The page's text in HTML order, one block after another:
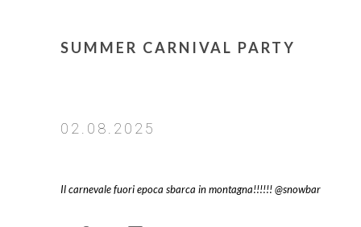
SUMMER CARNIVAL PARTY
02.08.2025
Il carnevale fuori epoca sbarca in montagna!!!!!! @snowbar